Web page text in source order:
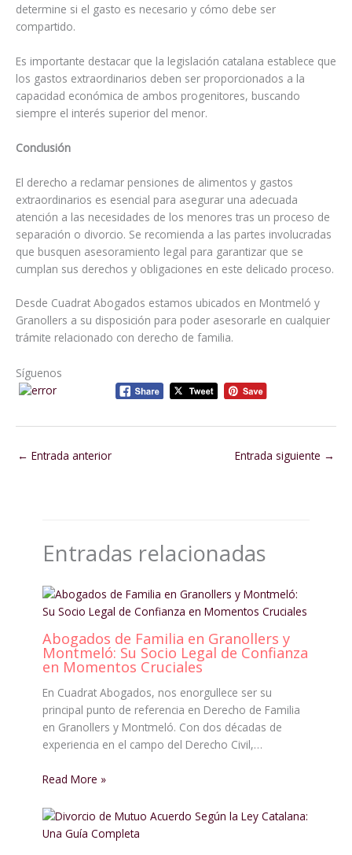
determine si el gasto es necesario y cómo debe ser
compartido.
Es importante destacar que la legislación catalana establece que
los gastos extraordinarios deben ser proporcionados a la
capacidad económica de ambos progenitores, buscando
siempre el interés superior del menor.
Conclusión
El derecho a reclamar pensiones de alimentos y gastos
extraordinarios es esencial para asegurar una adecuada
atención a las necesidades de los menores tras un proceso de
separación o divorcio. Se recomienda a las partes involucradas
que busquen asesoramiento legal para garantizar que se
cumplan sus derechos y obligaciones en este delicado proceso.
Desde Cuadrat Abogados estamos ubicados en Montmeló y
Granollers a su disposición para poder asesorarle en cualquier
trámite relacionado con derecho de familia.
Síguenos
← Entrada anterior Entrada siguiente →
Entradas relacionadas
Abogados de Familia en Granollers y
Montmeló: Su Socio Legal de Confianza
en Momentos Cruciales
En Cuadrat Abogados, nos enorgullece ser su
principal punto de referencia en Derecho de Familia
en Granollers y Montmeló. Con dos décadas de
experiencia en el campo del Derecho Civil,…
Read More »